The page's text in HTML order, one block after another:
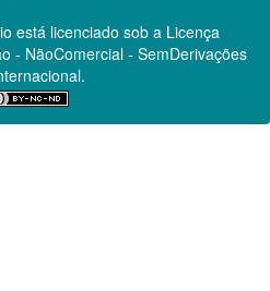
está licenciado sob a Licença
- NãoComercial - SemDerivações